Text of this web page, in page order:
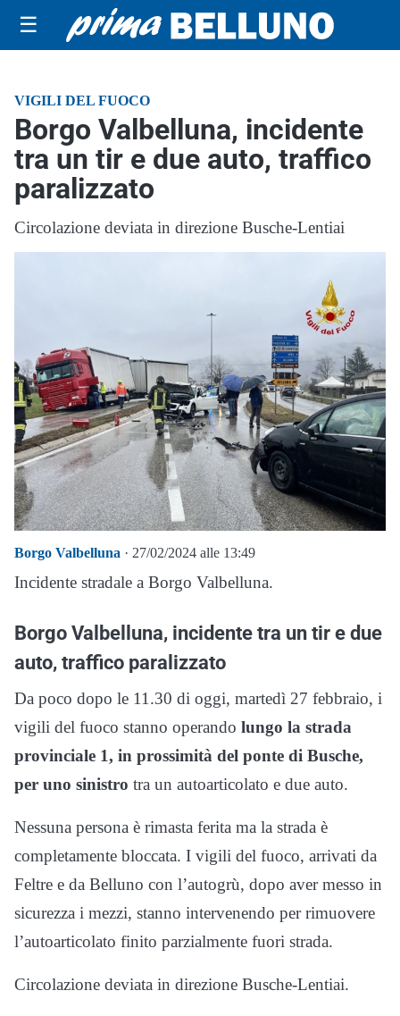
☰
VIGILI DEL FUOCO
Borgo Valbelluna, incidente
tra un tir e due auto, traffico
paralizzato
Circolazione deviata in direzione Busche-Lentiai
Borgo Valbelluna · 27/02/2024 alle 13:49
Incidente stradale a Borgo Valbelluna.
Borgo Valbelluna, incidente tra un tir e due
auto, traffico paralizzato
Da poco dopo le 11.30 di oggi, martedì 27 febbraio, i
vigili del fuoco stanno operando lungo la strada
provinciale 1, in prossimità del ponte di Busche,
per uno sinistro tra un autoarticolato e due auto.
Nessuna persona è rimasta ferita ma la strada è
completamente bloccata. I vigili del fuoco, arrivati da
Feltre e da Belluno con l’autogrù, dopo aver messo in
sicurezza i mezzi, stanno intervenendo per rimuovere
l’autoarticolato finito parzialmente fuori strada.
Circolazione deviata in direzione Busche-Lentiai.